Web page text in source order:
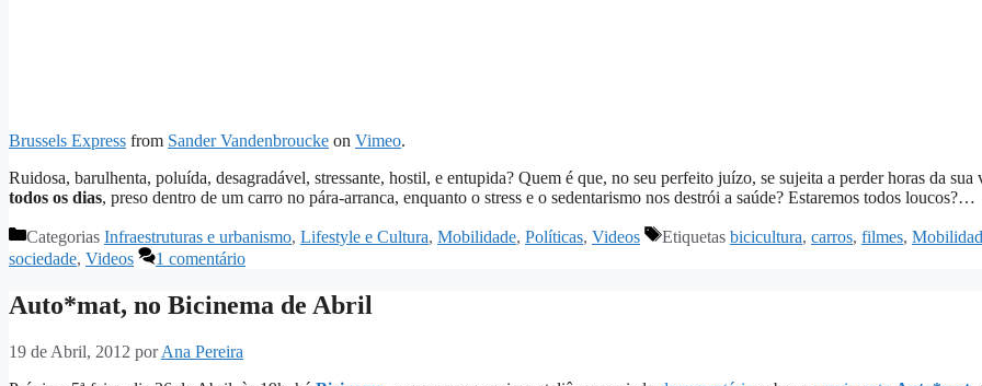
Brussels Express from Sander Vandenbroucke on Vimeo.
Ruidosa, barulhenta, poluída, desagradável, stressante, hostil, e entupida? Quem é que, no seu perfeito juízo, se sujeita a perder horas da sua
todos os dias, preso dentro de um carro no pára-arranca, enquanto o stress e o sedentarismo nos destrói a saúde? Estaremos todos loucos?…
Categorias Infraestruturas e urbanismo, Lifestyle e Cultura, Mobilidade, Políticas, Videos Etiquetas bicicultura, carros, filmes,
sociedade, Videos 1 comentário
Auto*mat, no Bicinema de Abril
19 de Abril, 2012 porAna Pereira